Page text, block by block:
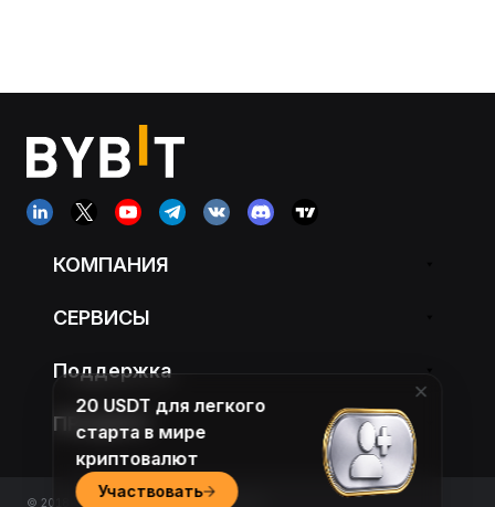
КОМПАНИЯ
СЕРВИСЫ
Поддержка
ПРОДУКТ
© 2018-2026 Bybit.com. All rights reserved.
20 USDT для легкого
старта в мире
криптовалют
Участвовать